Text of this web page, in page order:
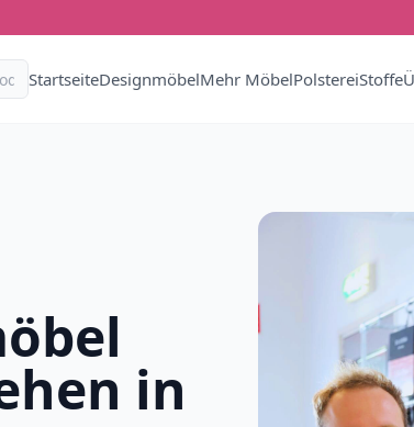
StartseiteDesignmöbelMehr MöbelPolstereiStoffe
in